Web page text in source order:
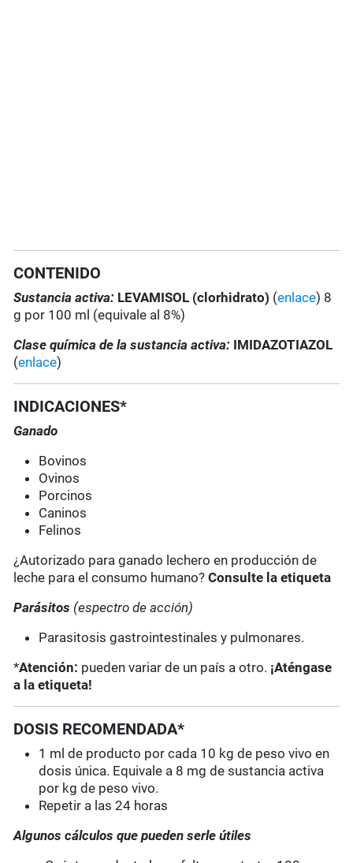
CONTENIDO
Sustancia activa: LEVAMISOL (clorhidrato) (enlace) 8
g por 100 ml (equivale al 8%)
Clase química de la sustancia activa: IMIDAZOTIAZOL
(enlace)
INDICACIONES*
Ganado
Bovinos
Ovinos
Porcinos
Caninos
Felinos
¿Autorizado para ganado lechero en producción de
leche para el consumo humano?Consulte la etiqueta
Parásitos (espectro de acción)
Parasitosis gastrointestinales y pulmonares.
*Atención: pueden variar de un país a otro. ¡Aténgase
a la etiqueta!
DOSIS RECOMENDADA*
1 ml de producto por cada 10 kg de peso vivo en
dosis única. Equivale a 8 mg de sustancia activa
por kg de peso vivo.
Repetir a las 24 horas
Algunos cálculos que pueden serle útiles